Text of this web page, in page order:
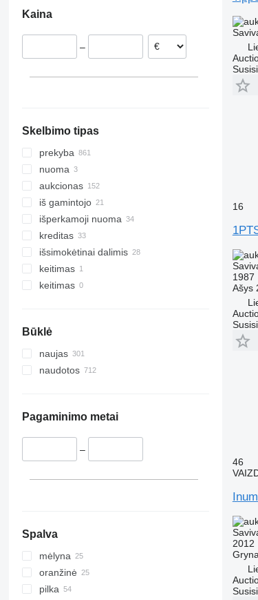
Švedija
Austrija
Kolumbija
Kaina
–
Skelbimo tipas
prekyba
nuoma
aukcionas
iš gamintojo
išperkamoji nuoma
kreditas
išsimokėtinai dalimis
keitimas
keitimas
Būklė
naujas
naudotos
Pagaminimo metai
–
Spalva
mėlyna
oranžinė
pilka
16
1987
Ašys
46
2012